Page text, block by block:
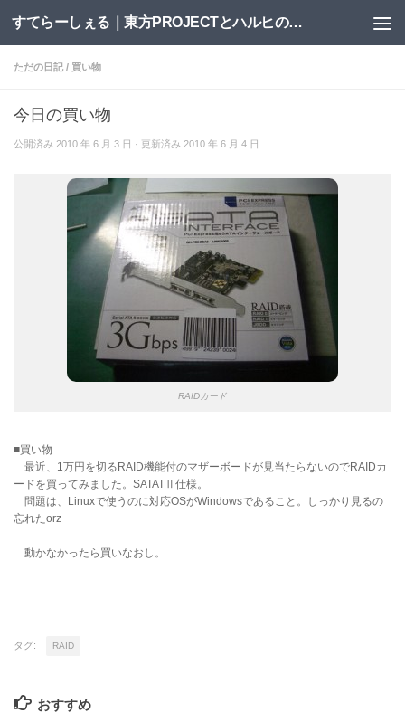
コンテンツへスキップ すてらーしぇる｜東方PROJECTとハルヒの二次創作サイト
ただの日記 / 買い物
今日の買い物
公開済み 2010 年 6 月 3 日 · 更新済み 2010 年 6 月 4 日
RAIDカード
■買い物
最近、1万円を切るRAID機能付のマザーボードが見当たらないのでRAIDカ
ードを買ってみました。SATATⅡ仕様。
問題は、Linuxで使うのに対応OSがWindowsであること。しっかり見るの
忘れたorz
動かなかったら買いなおし。
タグ: RAID
おすすめ